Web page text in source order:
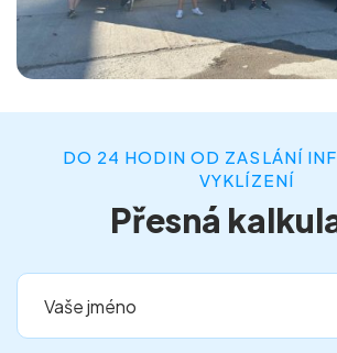
DO 24 HODIN OD ZASLÁNÍ
VYKLÍZENÍ
Přesná
Vaše jméno